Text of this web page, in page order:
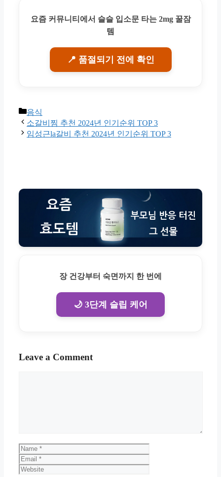
요즘 커뮤니티에서 슬슬 입소문 타는 2mg 꿀잠
템
📍 품절되기 전에 확인
Categories
음식
소갈비찜 추천 2024년 인기순위 TOP 3
임성근la갈비 추천 2024년 인기순위 TOP 3
장 건강부터 숙면까지 한 번에
🌙 3단계 슬립 케어
Leave a Comment
Name